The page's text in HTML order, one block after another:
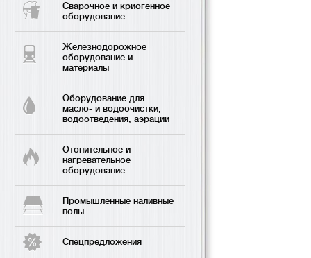
Сварочное и криогенное
оборудование
Железнодорожное
оборудование и
материалы
Оборудование для
масло- и водоочистки,
водоотведения, аэрации
Отопительное и
нагревательное
оборудование
Промышленные наливные
полы
Спецпредложения